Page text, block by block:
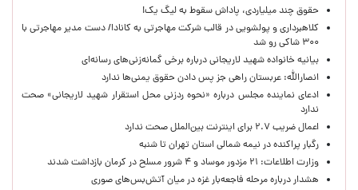
حقوق چند میلیاردی، پاداش سقوط به لیگ یک!
کلاهبرداری و پولشویی در قالب شرکت مهاجرتی به کانادا/ دست مدیر مهاجرتی با
۳۰۰ شاکی رو شد
بیانیه خانواده شهید لاریجانی درباره برخی گمانه‌زنی‌های رسانه‌ای
انصارالله: عربستان راهی جز پس دادن حقوق یمنی‌ها ندارد
ادعای نماینده مجلس درباره «نحوه ردزنی محل استقرار شهید لاریجانی» صحت
ندارد
اعمال ضریب ۲.۷ برای اینترنت بین‌الملل صحت ندارد
رگبار پراکنده در نیمه شمالی استان تهران تا شنبه
وزارت اطلاعات: ۲۱ مزدور موساد و ۴ شرور مسلح در کرمان بازداشت شدند
هشدار درباره مرحله فاجعه‌بار غزه در میان آتش‌بس‌های صوری